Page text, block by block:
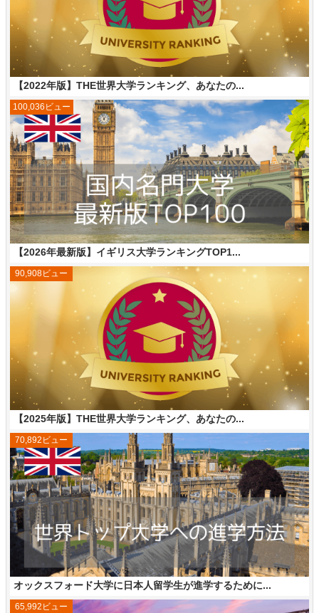
【2022年版】THE世界大学ランキング、あなたの...
【2026年最新版】イギリス大学ランキングTOP1...
100,036ビュー
【2025年版】THE世界大学ランキング、あなたの...
90,908ビュー
オックスフォード大学に日本人留学生が進学するために...
70,892ビュー
65,992ビュー